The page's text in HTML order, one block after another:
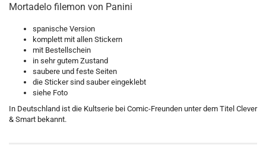
Mortadelo filemon von Panini
spanische Version
komplett mit allen Stickern
mit Bestellschein
in sehr gutem Zustand
saubere und feste Seiten
die Sticker sind sauber eingeklebt
siehe Foto
In Deutschland ist die Kultserie bei Comic-Freunden unter dem Titel Clever
& Smart bekannt.